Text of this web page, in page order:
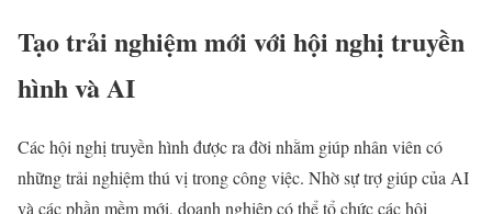
Tạo trải nghiệm mới với hội nghị truyền
hình và AI
Các hội nghị truyền hình được ra đời nhằm giúp nhân viên có
những trải nghiệm thú vị trong công việc. Nhờ sự trợ giúp của AI
và các phần mềm mới, doanh nghiệp có thể tổ chức các hội